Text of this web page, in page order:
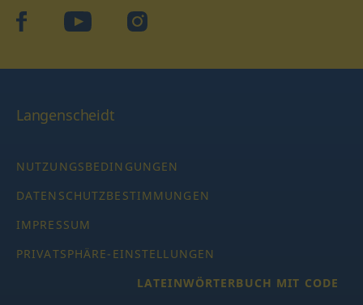
facebookYouTube Instagram
Langenscheidt
NUTZUNGSBEDINGUNGEN
DATENSCHUTZBESTIMMUNGEN
IMPRESSUM
PRIVATSPHÄRE-EINSTELLUNGEN
LATEINWÖRTERBUCH MIT CODE